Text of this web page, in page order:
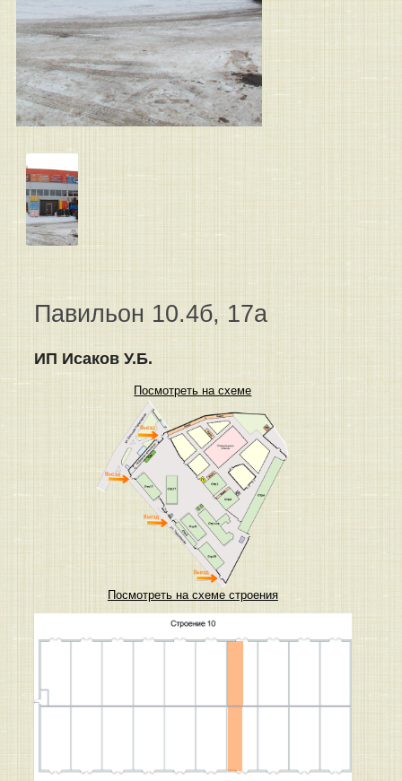
Павильон 10.4б, 17а
ИП Исаков У.Б.
Посмотреть на схеме
Посмотреть на схеме строения